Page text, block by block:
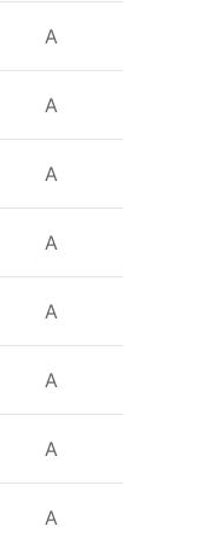
A
A
A
A
A
A
A
A